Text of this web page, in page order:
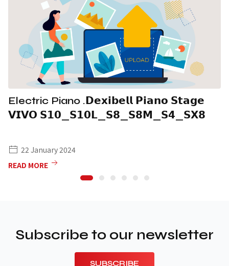
Electric Piano .𝗗𝗲𝘅𝗶𝗯𝗲𝗹𝗹 𝗣𝗶𝗮𝗻𝗼 𝗦𝘁𝗮𝗴𝗲
𝗩𝗜𝗩𝗢 𝗦𝟭𝟬_𝗦𝟭𝟬𝗟_𝗦𝟴_𝗦𝟴𝗠_𝗦𝟰_𝗦𝗫𝟴
22 January 2024
READ MORE
Subscribe to our newsletter
SUBSCRIBE